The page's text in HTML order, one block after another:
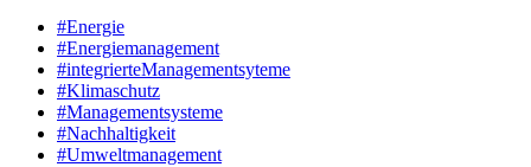
#Energie
#Energiemanagement
#integrierteManagementsyteme
#Klimaschutz
#Managementsysteme
#Nachhaltigkeit
#Umweltmanagement